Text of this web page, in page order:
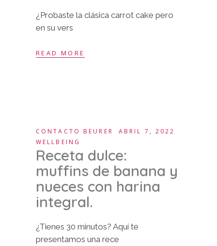
¿Probaste la clásica carrot cake pero
en su vers
READ MORE
CONTACTO BEURER
ABRIL 7, 2022
WELLBEING
Receta dulce:
muffins de banana y
nueces con harina
integral.
¿Tienes 30 minutos? Aquí te
presentamos una rece